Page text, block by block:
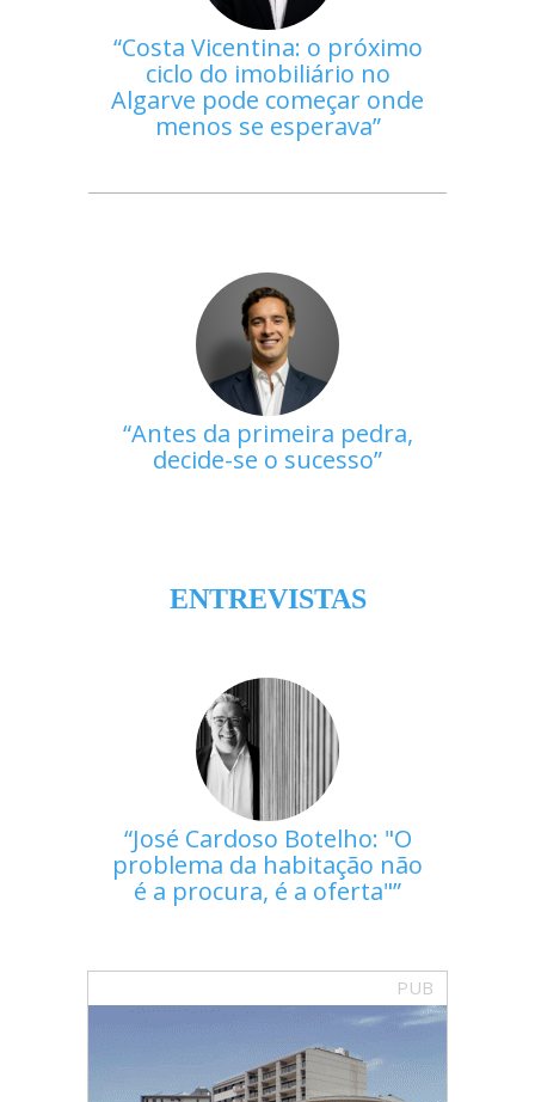
Costa Vicentina: o próximo
ciclo do imobiliário no
Algarve pode começar onde
menos se esperava
Antes da primeira pedra,
decide-se o sucesso
ENTREVISTAS
José Cardoso Botelho: "O
problema da habitação não
é a procura, é a oferta"
PUB